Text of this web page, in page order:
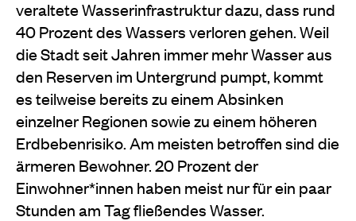
veraltete Wasserinfrastruktur dazu, dass rund
40 Prozent des Wassers verloren gehen. Weil
die Stadt seit Jahren immer mehr Wasser aus
den Reserven im Untergrund pumpt, kommt
es teilweise bereits zu einem Absinken
einzelner Regionen sowie zu einem höheren
Erdbebenrisiko. Am meisten betroffen sind die
ärmeren Bewohner. 20 Prozent der
Einwohner*innen haben meist nur für ein paar
Stunden am Tag fließendes Wasser.